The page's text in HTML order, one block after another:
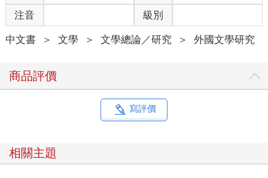
注音 級別
中文書 ＞ 文學 ＞ 文學總論／研究 ＞ 外國文學研究
商品評價
寫評價
相關主題